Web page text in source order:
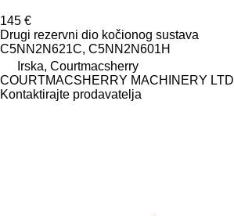
145 €
Drugi rezervni dio kočionog sustava
C5NN2N621C, C5NN2N601H
Irska, Courtmacsherry
COURTMACSHERRY MACHINERY LTD
Kontaktirajte prodavatelja